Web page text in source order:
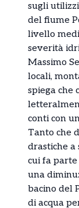
sugli
del fiume
livello
severità
Massimo
locali,
spiega che
conti con
Tanto che
drastiche a
cui fa
una
bacino del
di acqua